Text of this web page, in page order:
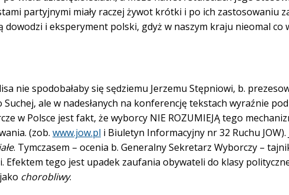
partyjnymi miały raczej żywot krótki i po ich zastosowaniu
dowodzi i eksperyment polski, gdyż w naszym kraju nieomal co
nie spodobałaby się sędziemu Jerzemu Stępniowi, b.
ale w nadesłanych na konferencję tekstach wyraźnie
w Polsce jest fakt, że wyborcy NIE ROZUMIEJĄ tego
(zob. www.jow.pl i Biuletyn Informacyjny nr 32 Ruchu
. Tymczasem – ocenia b. Generalny Sekretarz Wyborczy –
Efektem tego jest upadek zaufania obywateli do klasy
chorobliwy.